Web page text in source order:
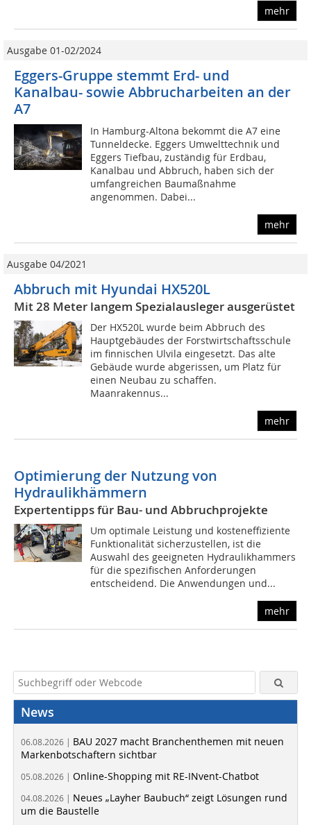
mehr
Ausgabe 01-02/2024
Eggers-Gruppe stemmt Erd- und
Kanalbau- sowie Abbrucharbeiten an der
A7
In Hamburg-Altona bekommt die A7 eine
Tunneldecke. Eggers Umwelttechnik und
Eggers Tiefbau, zuständig für Erdbau,
Kanalbau und Abbruch, haben sich der
umfangreichen Baumaßnahme
angenommen. Dabei...
mehr
Ausgabe 04/2021
Abbruch mit Hyundai HX520L
Mit 28 Meter langem Spezialausleger ausgerüstet
Der HX520L wurde beim Abbruch des
Hauptgebäudes der Forstwirtschaftsschule
im finnischen Ulvila eingesetzt. Das alte
Gebäude wurde abgerissen, um Platz für
einen Neubau zu schaffen.
Maanrakennus...
mehr
Optimierung der Nutzung von
Hydraulikhämmern
Expertentipps für Bau- und Abbruchprojekte
Um optimale Leistung und kosteneffiziente
Funktionalität sicherzustellen, ist die
Auswahl des geeigneten Hydraulikhammers
für die spezifischen Anforderungen
entscheidend. Die Anwendungen und...
mehr
News
06.08.2026 | BAU 2027 macht Branchenthemen mit neuen
Markenbotschaftern sichtbar
05.08.2026 | Online-Shopping mit RE-INvent-Chatbot
04.08.2026 | Neues „Layher Baubuch“ zeigt Lösungen rund
um die Baustelle